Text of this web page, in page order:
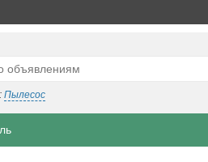
Пылесос